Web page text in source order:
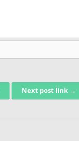
Next post link →